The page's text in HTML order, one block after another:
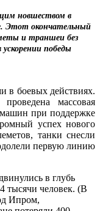
новшеством в
Этот окончательный
и траншеи без
победы
в боевых действиях.
массовая
машин при поддержке
успех нового
танки снесли
первую линию
в глубь
тысячи человек. (В
Ипром,